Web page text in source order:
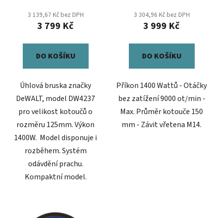
3 139,67 Kč bez DPH
3 799 Kč
DO KOŠÍKU
Úhlová bruska značky
DeWALT, model DW4237
pro velikost kotoučů o
rozměru 125mm. Výkon
1400W. Model disponuje i
rozběhem. Systém
odávdění prachu.
Kompaktní model.
3 304,96 Kč bez DPH
3 999 Kč
DO KOŠÍKU
Příkon 1400 Wattů - Otáčky
bez zatížení 9000 ot/min -
Max. Průměr kotouče 150
mm - Závit vřetena M14.